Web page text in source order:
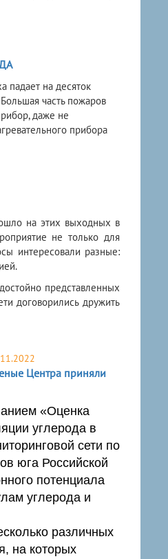
падает на десяток
часть пожаров
даже не
прибора
на этих выходных в
не только для
интересовали разные:
представленных
договорились дружить
Центра приняли
«Оценка
углерода в
сети по
юга Российской
потенциала
углерода и
различных
на которых